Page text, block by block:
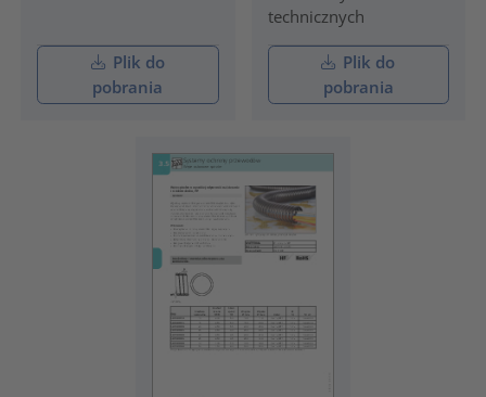
Plik do
pobrania
technicznych
Plik do
pobrania